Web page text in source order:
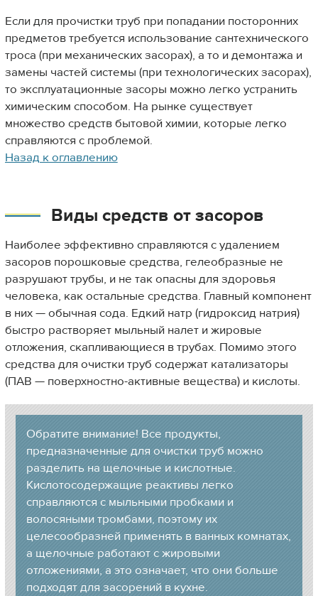
Если для прочистки труб при попадании посторонних
предметов требуется использование сантехнического
троса (при механических засорах), а то и демонтажа и
замены частей системы (при технологических засорах),
то эксплуатационные засоры можно легко устранить
химическим способом. На рынке существует
множество средств бытовой химии, которые легко
справляются с проблемой.
Назад к оглавлению
Виды средств от засоров
Наиболее эффективно справляются с удалением
засоров порошковые средства, гелеобразные не
разрушают трубы, и не так опасны для здоровья
человека, как остальные средства. Главный компонент
в них — обычная сода. Едкий натр (гидроксид натрия)
быстро растворяет мыльный налет и жировые
отложения, скапливающиеся в трубах. Помимо этого
средства для очистки труб содержат катализаторы
(ПАВ — поверхностно-активные вещества) и кислоты.
Обратите внимание! Все продукты,
предназначенные для очистки труб можно
разделить на щелочные и кислотные.
Кислотосодержащие реактивы легко
справляются с мыльными пробками и
волосяными тромбами, поэтому их
целесообразней применять в ванных комнатах,
а щелочные работают с жировыми
отложениями, а это означает, что они больше
подходят для засорений в кухне.